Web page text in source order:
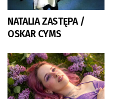
NATALIA ZASTĘPA /
OSKAR CYMS